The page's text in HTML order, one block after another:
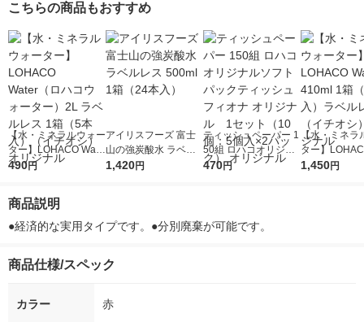
こちらの商品もおすすめ
【水・ミネラルウォー
ター】LOHACO Wate
r（ロハコウォータ
シ） オリジナル
490円
アイリスフーズ 富士
山の強炭酸水 ラベル
レス 500ml 1箱（24
1,420円
ティッシュペーパー 1
50組 ロハコオリジナ
ルソフトパックティッ
オリジナル
470円
【水・ミネラ
ター】
r 410ml 1箱（
1,450円
商品説明
●経済的な実用タイプです。●分別廃棄が可能です。
商品仕様/スペック
カラー 赤